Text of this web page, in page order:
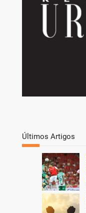
Últimos Artigos